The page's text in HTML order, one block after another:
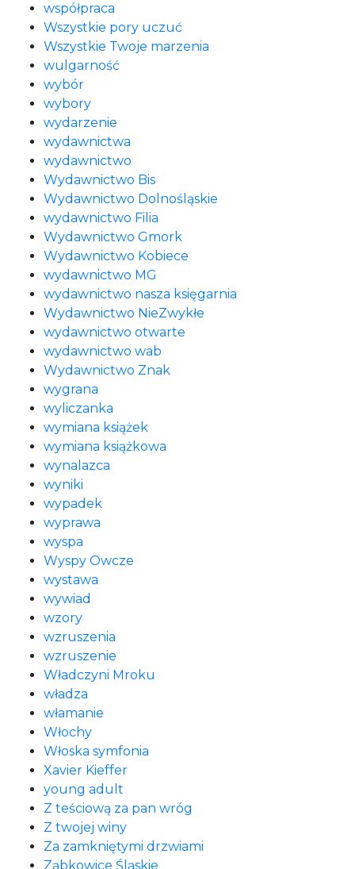
współpraca
Wszystkie pory uczuć
Wszystkie Twoje marzenia
wulgarność
wybór
wybory
wydarzenie
wydawnictwa
wydawnictwo
Wydawnictwo Bis
Wydawnictwo Dolnośląskie
wydawnictwo Filia
Wydawnictwo Gmork
Wydawnictwo Kobiece
wydawnictwo MG
wydawnictwo nasza księgarnia
Wydawnictwo NieZwykłe
wydawnictwo otwarte
wydawnictwo wab
Wydawnictwo Znak
wygrana
wyliczanka
wymiana książek
wymiana książkowa
wynalazca
wyniki
wypadek
wyprawa
wyspa
Wyspy Owcze
wystawa
wywiad
wzory
wzruszenia
wzruszenie
Władczyni Mroku
władza
włamanie
Włochy
Włoska symfonia
Xavier Kieffer
young adult
Z teściową za pan wróg
Z twojej winy
Za zamkniętymi drzwiami
Ząbkowice Śląskie